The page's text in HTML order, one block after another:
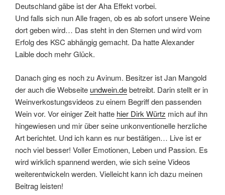
Deutschland gäbe ist der Aha Effekt vorbei.
Und falls sich nun Alle fragen, ob es ab sofort unsere Weine
dort geben wird… Das steht in den Sternen und wird vom
Erfolg des KSC abhängig gemacht. Da hatte Alexander
Laible doch mehr Glück.
Danach ging es noch zu Avinum. Besitzer ist Jan Mangold
der auch die Webseite undwein.debetreibt. Darin stellt er in
Weinverkostungsvideos zu einem Begriff den passenden
Wein vor. Vor einiger Zeit hatte hier Dirk Würtz mich auf ihn
hingewiesen und mir über seine unkonventionelle herzliche
Art berichtet. Und ich kann es nur bestätigen… Live ist er
noch viel besser! Voller Emotionen, Leben und Passion. Es
wird wirklich spannend werden, wie sich seine Videos
weiterentwickeln werden. Vielleicht kann ich dazu meinen
Beitrag leisten!